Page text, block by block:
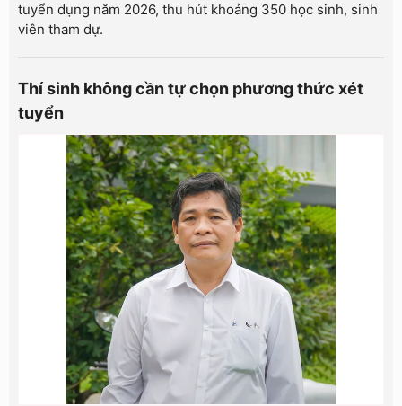
tuyển dụng năm 2026, thu hút khoảng 350 học sinh, sinh
viên tham dự.
Thí sinh không cần tự chọn phương thức xét
tuyển